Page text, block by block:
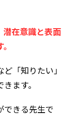
潜在意識と表面
「知りたい」
ます。
できる先生で